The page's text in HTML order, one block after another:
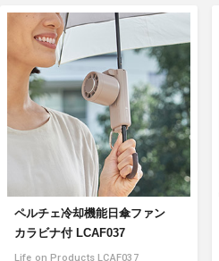
ペルチェ冷却機能日傘ファン
カラビナ付 LCAF037
Life on Products LCAF037